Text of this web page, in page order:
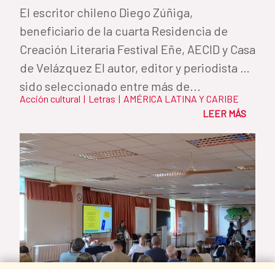
El escritor chileno Diego Zúñiga,
beneficiario de la cuarta Residencia de
Creación Literaria Festival Eñe, AECID y Casa
de Velázquez El autor, editor y periodista ha
sido seleccionado entre más de...
Acción cultural | Letras | AMÉRICA LATINA Y CARIBE
LEER MÁS